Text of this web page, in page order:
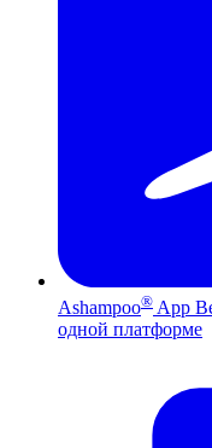
Ashampoo® App
одной платформе